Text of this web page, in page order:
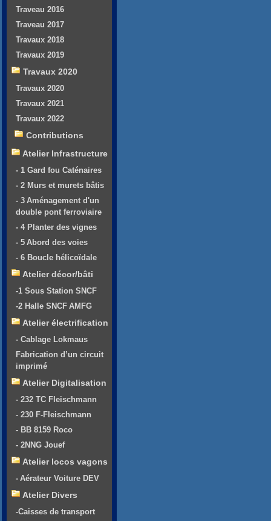
Traveau 2016
Traveau 2017
Travaux 2018
Travaux 2019
Travaux 2020
Travaux 2020
Travaux 2021
Travaux 2022
Contributions
Atelier Infrastructure
- 1 Gard fou Caténaires
- 2 Murs et murets bâtis
- 3 Aménagement d'un
double pont ferroviaire
- 4 Planter des vignes
- 5 Abord des voies
- 6 Boucle hélicoïdale
Atelier décor/bâti
-1 Sous Station SNCF
-2 Halle SNCF AMFG
Atelier électrification
- Cablage Lokmaus
Fabrication d’un circuit
imprimé
Atelier Digitalisation
- 232 TC Fleischmann
- 230 F-Fleischmann
- BB 8159 Roco
- 2NNG Jouef
Atelier locos vagons
- Aérateur Voiture DEV
Atelier Divers
-Caisses de transport